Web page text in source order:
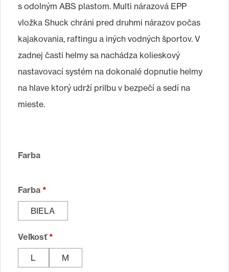
s odolným ABS plastom. Multi nárazová EPP
vložka Shuck chráni pred druhmi nárazov počas
kajakovania, raftingu a iných vodných športov. V
zadnej časti helmy sa nachádza kolieskový
nastavovací systém na dokonalé dopnutie helmy
na hlave ktorý udrží prilbu v bezpečí a sedí na
mieste.
Farba
Farba *
BIELA
Veľkosť*
L M